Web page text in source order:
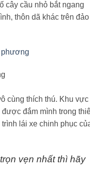
cây cầu nhỏ bắt ngang
thôn dã khác trên đảo
phương
cùng thích thú. Khu vực
đắm mình trong
lái xe chinh phục
vẹn nhất thì hãy